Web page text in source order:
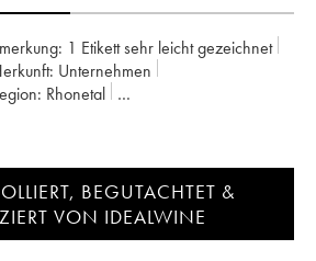
1 Etikett sehr leicht gezeichnet
Herkunft:
unternehmen
Region:
Rhonetal
BEGUTACHTET &
VON IDEALWINE